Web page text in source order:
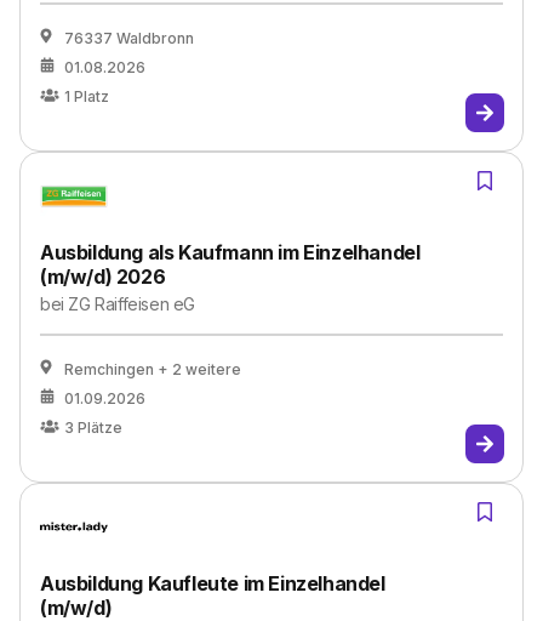
76337 Waldbronn
01.08.2026
1 Platz
Ausbildung als Kaufmann im Einzelhandel
(m/w/d) 2026
bei ZG Raiffeisen eG
Remchingen + 2 weitere
01.09.2026
3 Plätze
Ausbildung Kaufleute im Einzelhandel
(m/w/d)